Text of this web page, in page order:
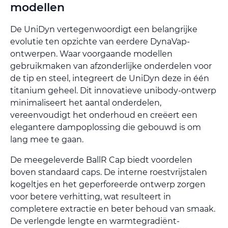
modellen
De UniDyn vertegenwoordigt een belangrijke
evolutie ten opzichte van eerdere DynaVap-
ontwerpen. Waar voorgaande modellen
gebruikmaken van afzonderlijke onderdelen voor
de tip en steel, integreert de UniDyn deze in één
titanium geheel. Dit innovatieve unibody-ontwerp
minimaliseert het aantal onderdelen,
vereenvoudigt het onderhoud en creëert een
elegantere dampoplossing die gebouwd is om
lang mee te gaan.
De meegeleverde BallR Cap biedt voordelen
boven standaard caps. De interne roestvrijstalen
kogeltjes en het geperforeerde ontwerp zorgen
voor betere verhitting, wat resulteert in
completere extractie en beter behoud van smaak.
De verlengde lengte en warmtegradiënt-